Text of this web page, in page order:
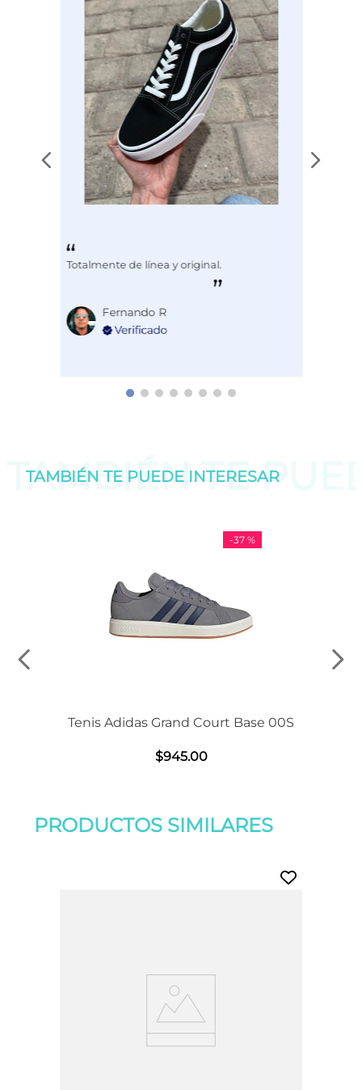
0
estrellas
0
0
Ordenar las opiniones
Totalmente de línea y original.
Fernando R
TAMBIÉN TE
TAMBIÉN TE PUEDE INTERESAR
-37 %
Tenis Adidas Grand Court Base 00S
$945.00
PRODUCTOS SIMILARES